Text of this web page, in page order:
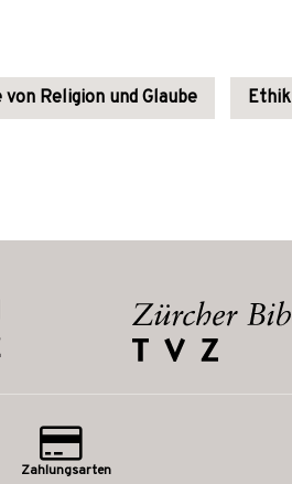
Religion und Glaube Ethik
Zahlungsarten